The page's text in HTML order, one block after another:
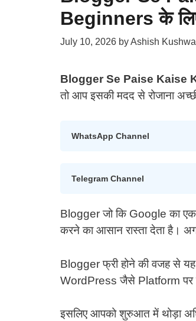
Beginners के
July 10, 2026 byAshish
Blogger Se Paise Kaise
तो आप इसकी मदद से रोजाना
WhatsApp Channel
Telegram Channel
Blogger जो कि Google का
करने का आसान रास्ता देता है।
Blogger फ्री होने की वजह से
WordPress जैसे Platform पर
इसलिए आपको शुरुआत में थोड़ा